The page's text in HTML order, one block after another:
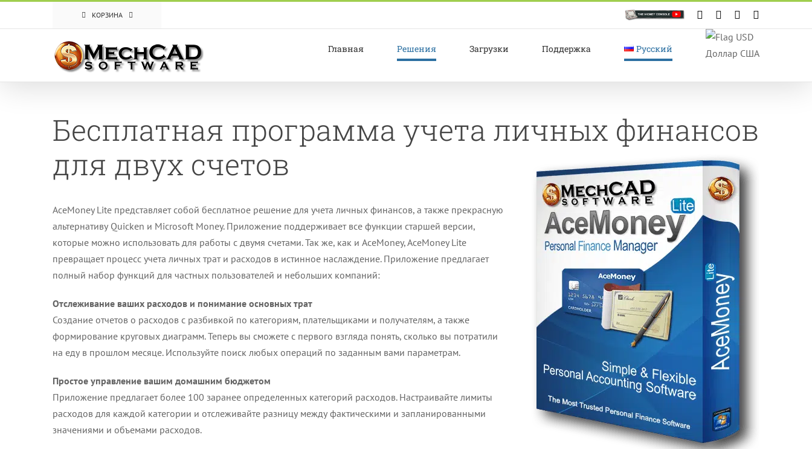
КОРЗИНА Custom Facebook Instagram
Главная Решения Загрузки Поддержка Русский Доллар США
Бесплатная программа учета личных финансов
для двух счетов
AceMoney Lite представляет собой бесплатное решение для учета личных финансов, а также прекрасную
альтернативу Quicken и Microsoft Money. Приложение поддерживает все функции старшей версии,
которые можно использовать для работы с двумя счетами. Так же, как и AceMoney, AceMoney Lite
превращает процесс учета личных трат и расходов в истинное наслаждение. Приложение предлагает
полный набор функций для частных пользователей и небольших компаний:
Отслеживание ваших расходов и понимание основных трат
Создание отчетов о расходов с разбивкой по категориям, плательщиками и получателям, а также
формирование круговых диаграмм. Теперь вы сможете с первого взгляда понять, сколько вы потратили
на еду в прошлом месяце. Используйте поиск любых операций по заданным вами параметрам.
Простое управление вашим домашним бюджетом
Приложение предлагает более 100 заранее определенных категорий расходов. Настраивайте лимиты
расходов для каждой категории и отслеживайте разницу между фактическими и запланированными
значениями и объемами расходов.